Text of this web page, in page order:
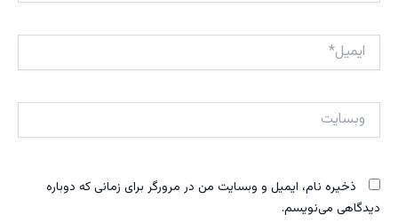
ایمیل*
وبسایت
ذخیره نام، ایمیل و وبسایت من در مرورگر برای زمانی که دوباره
دیدگاهی می‌نویسم.